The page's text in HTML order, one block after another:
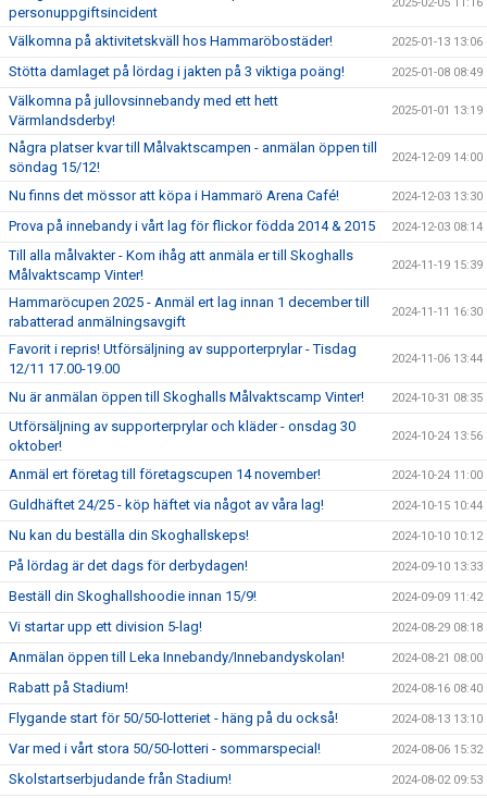
personuppgiftsincident
Välkomna på aktivitetskväll hos Hammaröbostäder! 2025-01-13 13:06
Stötta damlaget på lördag i jakten på 3 viktiga poäng! 2025-01-08 08:49
Välkomna på jullovsinnebandy med ett hett
Värmlandsderby!
2025-01-01 13:19
Några platser kvar till Målvaktscampen - anmälan öppen till
söndag 15/12!
2024-12-09 14:00
Nu finns det mössor att köpa i Hammarö Arena Café! 2024-12-03 13:30
Prova på innebandy i vårt lag för flickor födda 2014 & 2015 2024-12-03 08:14
Till alla målvakter - Kom ihåg att anmäla er till Skoghalls
Målvaktscamp Vinter!
2024-11-19 15:39
Hammaröcupen 2025 - Anmäl ert lag innan 1 december till
rabatterad anmälningsavgift
2024-11-11 16:30
Favorit i repris! Utförsäljning av supporterprylar - Tisdag
12/11 17.00-19.00
2024-11-06 13:44
Nu är anmälan öppen till Skoghalls Målvaktscamp Vinter! 2024-10-31 08:35
Utförsäljning av supporterprylar och kläder - onsdag 30
oktober!
2024-10-24 13:56
Anmäl ert företag till företagscupen 14 november! 2024-10-24 11:00
Guldhäftet 24/25 - köp häftet via något av våra lag! 2024-10-15 10:44
Nu kan du beställa din Skoghallskeps! 2024-10-10 10:12
På lördag är det dags för derbydagen! 2024-09-10 13:33
Beställ din Skoghallshoodie innan 15/9! 2024-09-09 11:42
Vi startar upp ett division 5-lag! 2024-08-29 08:18
Anmälan öppen till Leka Innebandy/Innebandyskolan! 2024-08-21 08:00
Rabatt på Stadium! 2024-08-16 08:40
Flygande start för 50/50-lotteriet - häng på du också! 2024-08-13 13:10
Var med i vårt stora 50/50-lotteri - sommarspecial! 2024-08-06 15:32
Skolstartserbjudande från Stadium! 2024-08-02 09:53